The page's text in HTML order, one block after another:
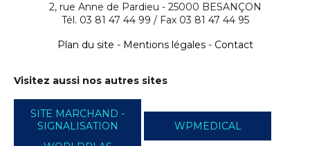
2, rue Anne de Pardieu - 25000 BESANÇON
Tél. 03 81 47 44 99 / Fax 03 81 47 44 95
Plan du site - Mentions légales- Contact
Visitez aussi nos autres sites
SITE MARCHAND -
SIGNALISATION
WPMEDICAL